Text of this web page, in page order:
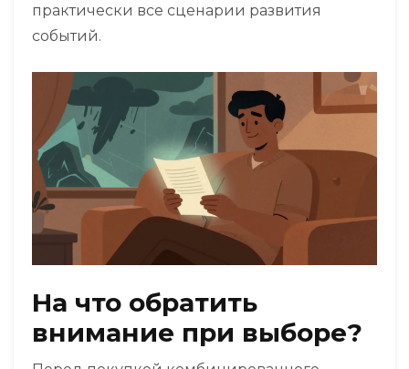
практически все сценарии развития
событий.
На что обратить
внимание при выборе?